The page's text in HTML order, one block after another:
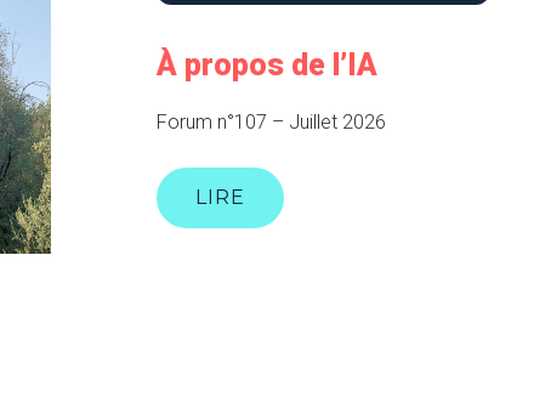
À propos de l’IA
Forum n°107 – Juillet 2026
LIRE